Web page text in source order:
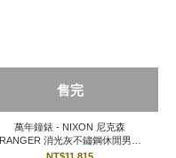
售完
萬年鐘錶 - NIXON 尼克森
RANGER 消光灰不鏽鋼休閒男錶
A506-632 錶徑44MM